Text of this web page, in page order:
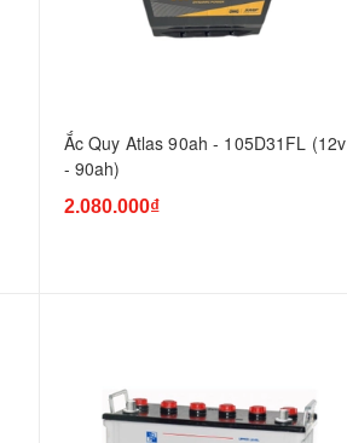
Ắc Quy Atlas 90ah - 105D31FL (12v
- 90ah)
2.080.000₫